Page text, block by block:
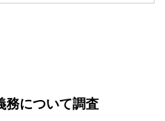
務について調査